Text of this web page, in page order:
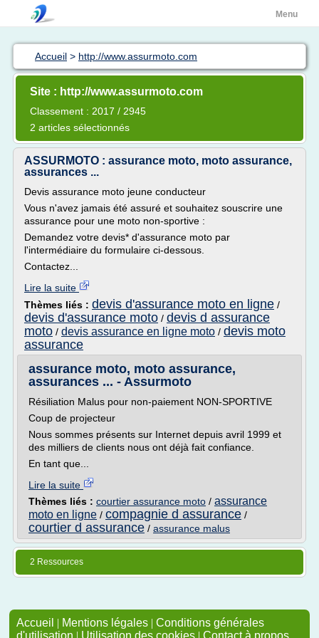
Menu
Accueil > http://www.assurmoto.com
Site : http://www.assurmoto.com
Classement : 2017 / 2945
2 articles sélectionnés
ASSURMOTO : assurance moto, moto assurance,
assurances ...
Devis assurance moto jeune conducteur
Vous n'avez jamais été assuré et souhaitez souscrire une
assurance pour une moto non-sportive :
Demandez votre devis* d'assurance moto par
l'intermédiaire du formulaire ci-dessous.
Contactez...
Lire la suite
Thèmes liés : devis d'assurance moto en ligne /
devis d'assurance moto / devis d assurance
moto / devis assurance en ligne moto / devis moto
assurance
assurance moto, moto assurance,
assurances ... - Assurmoto
Résiliation Malus pour non-paiement NON-SPORTIVE
Coup de projecteur
Nous sommes présents sur Internet depuis avril 1999 et
des milliers de clients nous ont déjà fait confiance.
En tant que...
Lire la suite
Thèmes liés : courtier assurance moto / assurance
moto en ligne / compagnie d assurance /
courtier d assurance / assurance malus
2 Ressources
Accueil | Mentions légales | Conditions générales
d'utilisation | Utilisation des cookies | Contact à propos